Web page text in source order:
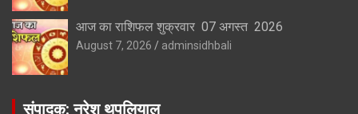
आज का राशिफल शुक्रवार 07 अगस्त 2026
August 7, 2026 adminsidhbali
संपादक: नरेश थपलियाल